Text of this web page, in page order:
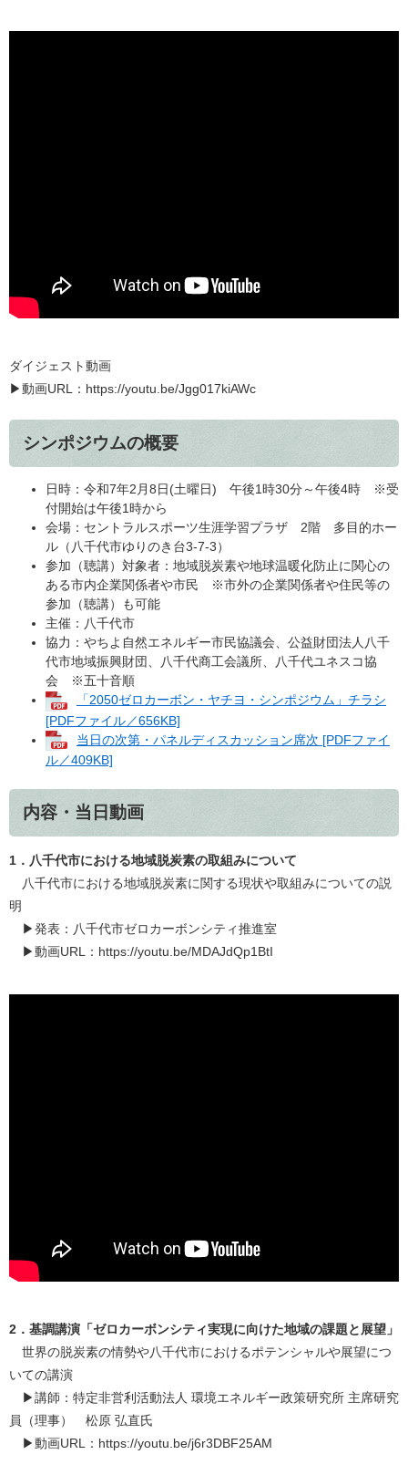
ダイジェスト動画
​▶動画URL：https://youtu.be/Jgg017kiAWc
シンポジウムの概要
日時：令和7年2月8日(土曜日) 午後1時30分～午後4時 ※受
付開始は午後1時から
会場：セントラルスポーツ生涯学習プラザ 2階 多目的ホー
ル（八千代市ゆりのき台3-7-3）
参加（聴講）対象者：地域脱炭素や地球温暖化防止に関心の
ある市内企業関係者や市民 ※市外の企業関係者や住民等の
参加（聴講）も可能
主催：八千代市
協力：やちよ自然エネルギー市民協議会、公益財団法人八千
代市地域振興財団、八千代商工会議所、八千代ユネスコ協
会 ※五十音順
「2050ゼロカーボン・ヤチヨ・シンポジウム」チラシ
[PDFファイル／656KB]
当日の次第・パネルディスカッション席次 [PDFファイ
ル／409KB]
内容・当日動画
1．八千代市における地域脱炭素の取組みについて
八千代市における地域脱炭素に関する現状や取組みについての説
明
▶発表：八千代市ゼロカーボンシティ推進室
▶動画URL：https://youtu.be/MDAJdQp1BtI​
2．基調講演「ゼロカーボンシティ実現に向けた地域の課題と展望」
世界の脱炭素の情勢や八千代市におけるポテンシャルや展望につ
いての講演
▶講師：特定非営利活動法人 環境エネルギー政策研究所 主席研究
員（理事） 松原 弘直氏
▶動画URL：https://youtu.be/j6r3DBF25AM